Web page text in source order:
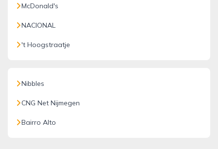
McDonald's
NACIONAL
't Hoogstraatje
Nibbles
CNG Net Nijmegen
Bairro Alto